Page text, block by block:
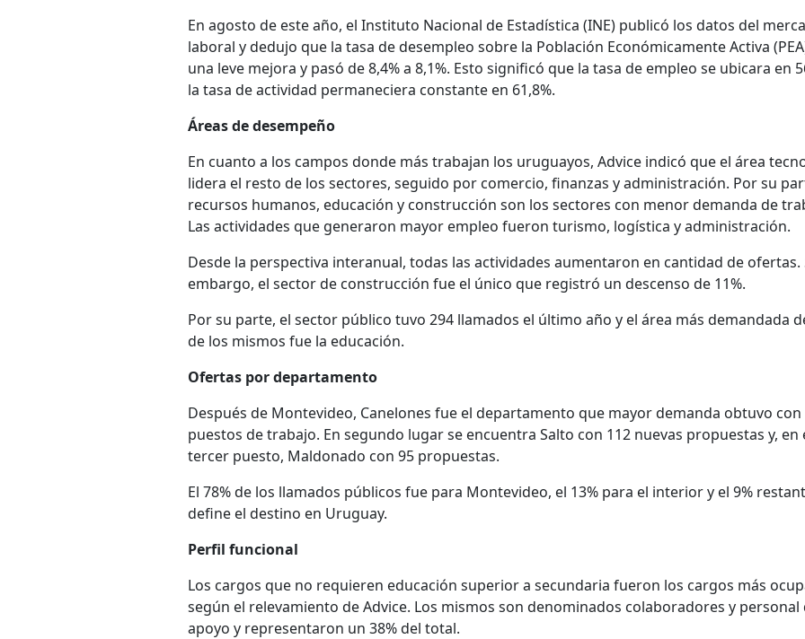
En agosto de este año, el Instituto Nacional de Estadística (INE) publicó los datos del
laboral y dedujo que la tasa de desempleo sobre la Población Económicamente Activa
una leve mejora y pasó de 8,4% a 8,1%. Esto significó que la tasa de empleo se ubicara en
la tasa de actividad permaneciera constante en 61,8%.
Áreas de desempeño
En cuanto a los campos donde más trabajan los uruguayos, Advice indicó que el área
lidera el resto de los sectores, seguido por comercio, finanzas y administración. Por su
recursos humanos, educación y construcción son los sectores con menor demanda de
Las actividades que generaron mayor empleo fueron turismo, logística y administración.
Desde la perspectiva interanual, todas las actividades aumentaron en cantidad de ofertas.
embargo, el sector de construcción fue el único que registró un descenso de 11%.
Por su parte, el sector público tuvo 294 llamados el último año y el área más demandada
de los mismos fue la educación.
Ofertas por departamento
Después de Montevideo, Canelones fue el departamento que mayor demanda obtuvo con
puestos de trabajo. En segundo lugar se encuentra Salto con 112 nuevas propuestas y, en
tercer puesto, Maldonado con 95 propuestas.
El 78% de los llamados públicos fue para Montevideo, el 13% para el interior y el 9%
define el destino en Uruguay.
Perfil funcional
Los cargos que no requieren educación superior a secundaria fueron los cargos más
según el relevamiento de Advice. Los mismos son denominados colaboradores y personal
apoyo y representaron un 38% del total.